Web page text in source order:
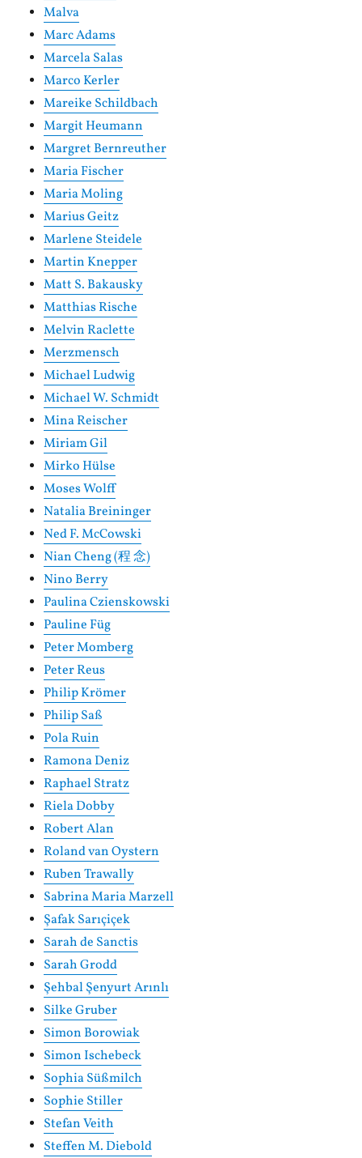
Malva
Marc Adams
Marcela Salas
Marco Kerler
Mareike Schildbach
Margit Heumann
Margret Bernreuther
Maria Fischer
Maria Moling
Marius Geitz
Marlene Steidele
Martin Knepper
Matt S. Bakausky
Matthias Rische
Melvin Raclette
Merzmensch
Michael Ludwig
Michael W. Schmidt
Mina Reischer
Miriam Gil
Mirko Hülse
Moses Wolff
Natalia Breininger
Ned F. McCowski
Nian Cheng (程 念)
Nino Berry
Paulina Czienskowski
Pauline Füg
Peter Momberg
Peter Reus
Philip Krömer
Philip Saß
Pola Ruin
Ramona Deniz
Raphael Stratz
Riela Dobby
Robert Alan
Roland van Oystern
Ruben Trawally
Sabrina Maria Marzell
Şafak Sarıçiçek
Sarah de Sanctis
Sarah Grodd
Şehbal Şenyurt Arınlı
Silke Gruber
Simon Borowiak
Simon Ischebeck
Sophia Süßmilch
Sophie Stiller
Stefan Veith
Steffen M. Diebold